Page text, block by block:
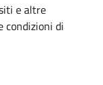
e altre
condizioni di